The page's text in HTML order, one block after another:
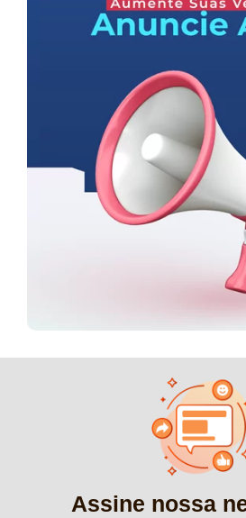
Assine nossa